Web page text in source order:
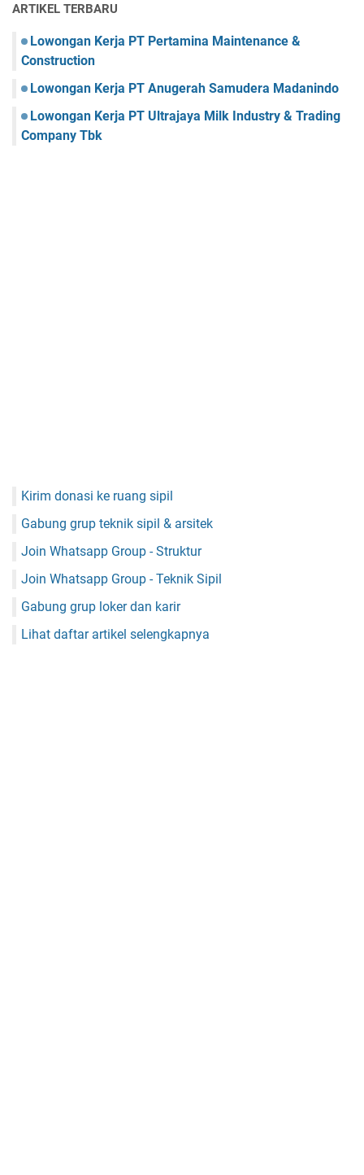
ARTIKEL TERBARU
Lowongan Kerja PT Pertamina Maintenance &
Construction
Lowongan Kerja PT Anugerah Samudera Madanindo
Lowongan Kerja PT Ultrajaya Milk Industry & Trading
Company Tbk
Kirim donasi ke ruang sipil
Gabung grup teknik sipil & arsitek
Join Whatsapp Group - Struktur
Join Whatsapp Group - Teknik Sipil
Gabung grup loker dan karir
Lihat daftar artikel selengkapnya